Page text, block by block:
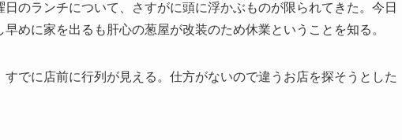
のランチについて、さすがに頭に浮かぶものが限られてきた。今日
めに家を出るも肝心の葱屋が改装のため休業ということを知る。
すでに店前に行列が見える。仕方がないので違うお店を探そうとした